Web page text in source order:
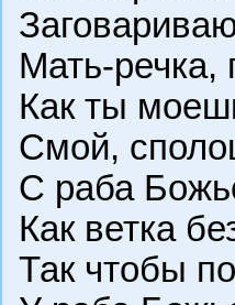
Мать-речка,
Как ты
Смой,
С раба
Как ветка
Так чтобы